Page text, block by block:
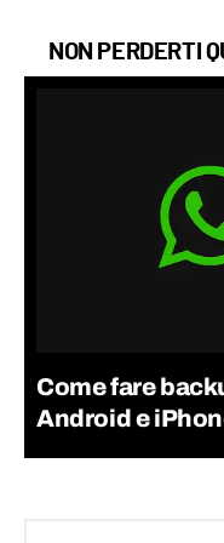
NON PERDERTI
Come fare
Android e